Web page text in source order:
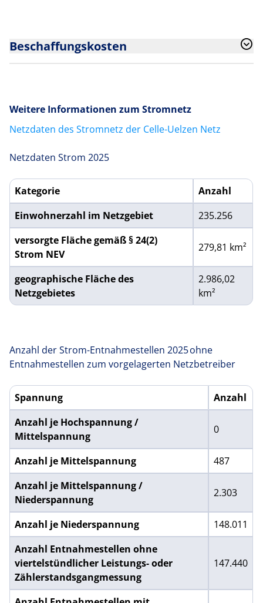
Beschaffungskosten
Weitere Informationen zum Stromnetz
Netzdaten des Stromnetz der Celle-Uelzen Netz
Netzdaten Strom 2025
Netzdaten Strom Brutto- und Nettoarbeitspreise für
Kategorie
Anzahl
Einwohnerzahl im Netzgebiet
235.256
versorgte Fläche gemäß § 24(2)
Strom NEV
279,81 km²
geographische Fläche des
Netzgebietes
2.986,02
km²
Anzahl der Strom-Entnahmestellen 2025 ohne
Entnahmestellen zum vorgelagerten Netzbetreiber
Anzahl der Strom-Entnahmestellen ohne
Spannung
Anzahl
Anzahl je Hochspannung /
Mittelspannung
0
Anzahl je Mittelspannung
487
Anzahl je Mittelspannung /
Niederspannung
2.303
Anzahl je Niederspannung
148.011
Anzahl Entnahmestellen ohne
viertelstündlicher Leistungs- oder
Zählerstandsgangmessung
147.440